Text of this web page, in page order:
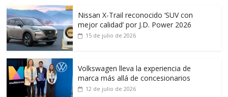
Nissan X-Trail reconocido ‘SUV con
mejor calidad’ por J.D. Power 2026
15 de julio de 2026
Volkswagen lleva la experiencia de
marca más allá de concesionarios
12 de julio de 2026